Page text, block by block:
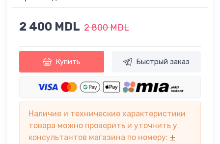
2 400 MDL 2 800 MDL
Купить Быстрый заказ
Наличие и технические характеристики
товара можно проверить и уточнить у
консультантов магазина по номеру: +